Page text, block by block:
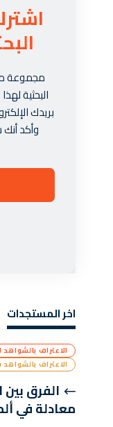
مجموعة
البحثية
بريدك
وأكد أنك
اخر المستجدات
الاعتراف بالشواهد
الاعتراف بالشواهد
الفرق
معادلة في